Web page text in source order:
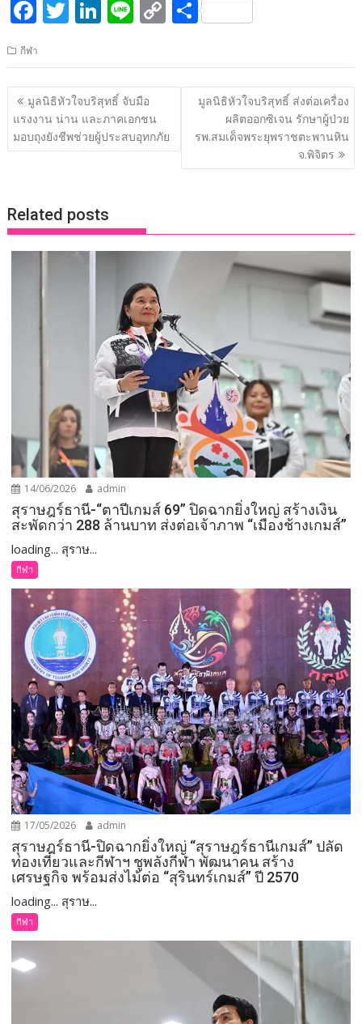
F
e
b
o
o
T
itt
er
Li
k
e
dI
n
Li
e
C
p
y
n
S
ar
e
กีฬา
แนะแนว
เรื่อง
มูลนิธิหัวใจบริสุทธิ์ จับมือ
แรงงาน น่าน และภาคเอกชน
มอบถุงยังชีพช่วยผู้ประสบอุทกภัย
มูลนิธิหัวใจบริสุทธิ์ ส่งต่อเครื่อง
ผลิตออกซิเจน รักษาผู้ป่วย
รพ.สมเด็จพระยุพราชตะพานหิน
จ.พิจิตร
Related posts
14/06/2026 admin
สุราษฎร์ธานี-“ตาปีเกมส์ 69” ปิดฉากยิ่งใหญ่ สร้างเงิน
สะพัดกว่า 288 ล้านบาท ส่งต่อเจ้าภาพ “เมืองช้างเกมส์”
loading... สุราษ...
กีฬา
17/05/2026 admin
สุราษฎร์ธานี-ปิดฉากยิ่งใหญ่ “สุราษฎร์ธานีเกมส์” ปลัด
ท่องเที่ยวและกีฬาฯ ชูพลังกีฬา พัฒนาคน สร้าง
เศรษฐกิจ พร้อมส่งไม้ต่อ “สุรินทร์เกมส์” ปี 2570
loading... สุราษ...
กีฬา